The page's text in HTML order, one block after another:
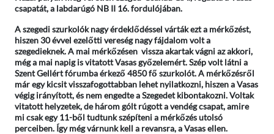
csapatát, a labdarúgó NB II 16. fordulójában.
A szegedi szurkolók nagy érdeklődéssel várták ezt a mérkőzést,
hiszen 30 évvel ezelőtti vereség nagy fájdalom volt a
szegedieknek. A mai mérkőzésen vissza akartak vágni az akkori,
még a mai napig is vitatott Vasas győzelemért. Szép volt látni a
Szent Gellért fórumba érkező 4850 fő szurkolót. A mérkőzésről
már egy kicsit visszafogottabban lehet nyilatkozni, hiszen a Vasas
végig irányított, és nem engedte a Szegedet kibontakozni. Voltak
vitatott helyzetek, de három gólt rúgott a vendég csapat, amire
mi csak egy 11-ből tudtunk szépíteni a mérkőzés utolsó
perceiben. Így még várnunk kell a revansra, a Vasas ellen.